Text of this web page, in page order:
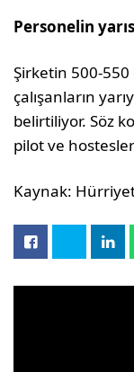
Personelin
Şirketin 500-
çalışanların
belirtiliyor. Söz
pilot ve
Kaynak: